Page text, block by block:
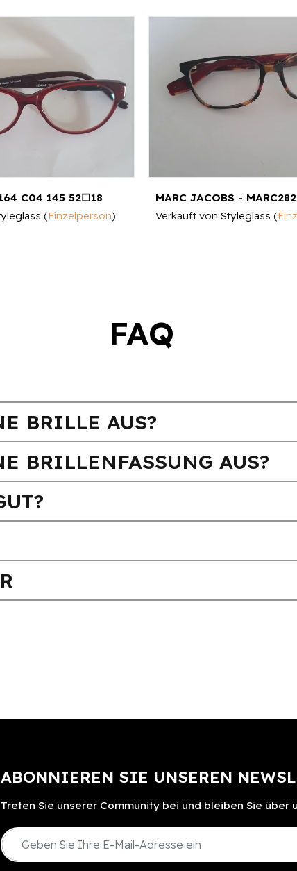
C04 145 52□18
(Einzelperson)
MARC JACOBS -
Verkauft von Styleglass (
FAQ
BRILLE AUS?
BRILLENFASSUNG AUS?
ABONNIEREN SIE UNSEREN
Treten Sie unserer Community bei und bleiben Sie